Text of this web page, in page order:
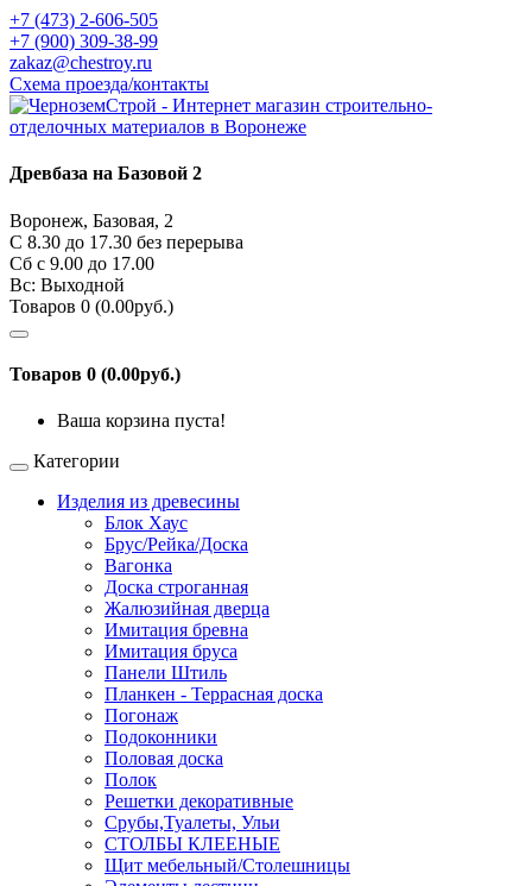
+7 (473) 2-606-505
+7 (900) 309-38-99
zakaz@chestroy.ru
Схема проезда/контакты
Древбаза на Базовой 2
Воронеж, Базовая, 2
С 8.30 до 17.30 без перерыва
Сб c 9.00 до 17.00
Вс: Выходной
Товаров 0 (0.00руб.)
Товаров 0 (0.00руб.)
Ваша корзина пуста!
Категории
Изделия из древесины
Блок Хаус
Брус/Рейка/Доска
Вагонка
Доска строганная
Жалюзийная дверца
Имитация бревна
Имитация бруса
Панели Штиль
Планкен - Террасная доска
Погонаж
Подоконники
Половая доска
Полок
Решетки декоративные
Срубы,Туалеты, Ульи
СТОЛБЫ КЛЕЕНЫЕ
Щит мебельный/Столешницы